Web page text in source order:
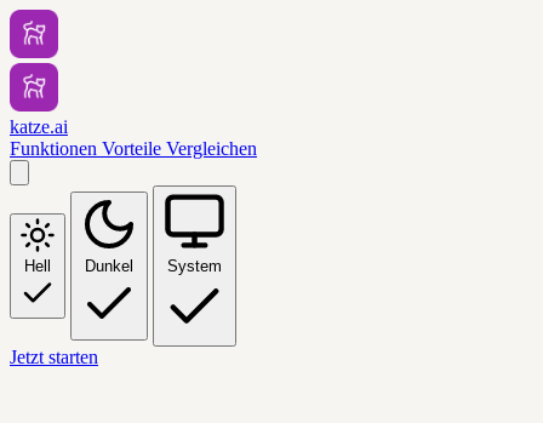
katze.ai
Funktionen Vorteile Vergleichen
Hell Dunkel System
Jetzt starten